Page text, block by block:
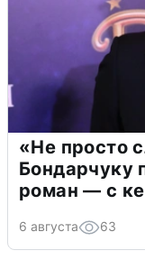
«Не просто
Бондарчуку
роман — с
6 августа 63